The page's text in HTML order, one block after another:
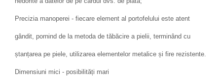
Precizia manoperei - fiecare element al portofelului este atent
gândit, pornind de la metoda de tăbăcire a pielii, terminând cu
ștanțarea pe piele, utilizarea elementelor metalice și fire rezistente.
Dimensiuni mici - posibilități mari